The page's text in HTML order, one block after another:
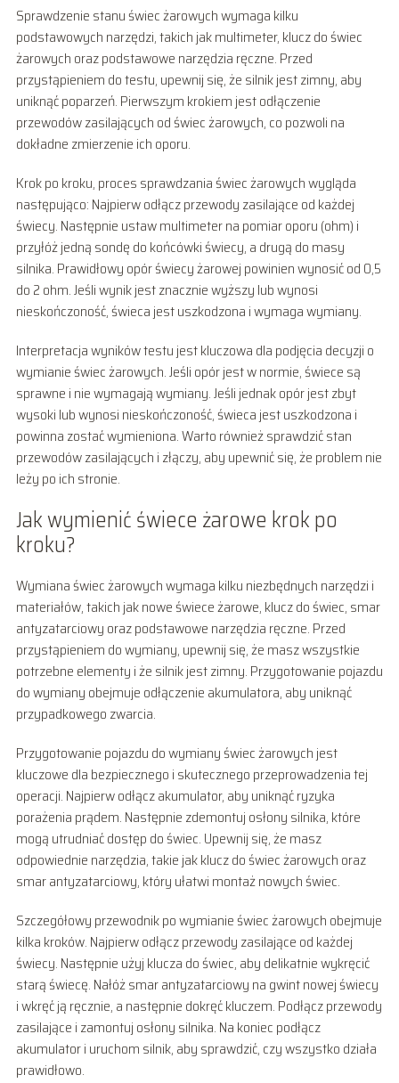
Sprawdzenie stanu świec żarowych wymaga kilku
podstawowych narzędzi, takich jak multimeter, klucz do świec
żarowych oraz podstawowe narzędzia ręczne. Przed
przystąpieniem do testu, upewnij się, że silnik jest zimny, aby
uniknąć poparzeń. Pierwszym krokiem jest odłączenie
przewodów zasilających od świec żarowych, co pozwoli na
dokładne zmierzenie ich oporu.
Krok po kroku, proces sprawdzania świec żarowych wygląda
następująco: Najpierw odłącz przewody zasilające od każdej
świecy. Następnie ustaw multimeter na pomiar oporu (ohm) i
przyłóż jedną sondę do końcówki świecy, a drugą do masy
silnika. Prawidłowy opór świecy żarowej powinien wynosić od 0,5
do 2 ohm. Jeśli wynik jest znacznie wyższy lub wynosi
nieskończoność, świeca jest uszkodzona i wymaga wymiany.
Interpretacja wyników testu jest kluczowa dla podjęcia decyzji o
wymianie świec żarowych. Jeśli opór jest w normie, świece są
sprawne i nie wymagają wymiany. Jeśli jednak opór jest zbyt
wysoki lub wynosi nieskończoność, świeca jest uszkodzona i
powinna zostać wymieniona. Warto również sprawdzić stan
przewodów zasilających i złączy, aby upewnić się, że problem nie
leży po ich stronie.
Jak wymienić świece żarowe krok po
kroku?
Wymiana świec żarowych wymaga kilku niezbędnych narzędzi i
materiałów, takich jak nowe świece żarowe, klucz do świec, smar
antyzatarciowy oraz podstawowe narzędzia ręczne. Przed
przystąpieniem do wymiany, upewnij się, że masz wszystkie
potrzebne elementy i że silnik jest zimny. Przygotowanie pojazdu
do wymiany obejmuje odłączenie akumulatora, aby uniknąć
przypadkowego zwarcia.
Przygotowanie pojazdu do wymiany świec żarowych jest
kluczowe dla bezpiecznego i skutecznego przeprowadzenia tej
operacji. Najpierw odłącz akumulator, aby uniknąć ryzyka
porażenia prądem. Następnie zdemontuj osłony silnika, które
mogą utrudniać dostęp do świec. Upewnij się, że masz
odpowiednie narzędzia, takie jak klucz do świec żarowych oraz
smar antyzatarciowy, który ułatwi montaż nowych świec.
Szczegółowy przewodnik po wymianie świec żarowych obejmuje
kilka kroków. Najpierw odłącz przewody zasilające od każdej
świecy. Następnie użyj klucza do świec, aby delikatnie wykręcić
starą świecę. Nałóż smar antyzatarciowy na gwint nowej świecy
i wkręć ją ręcznie, a następnie dokręć kluczem. Podłącz przewody
zasilające i zamontuj osłony silnika. Na koniec podłącz
akumulator i uruchom silnik, aby sprawdzić, czy wszystko działa
prawidłowo.